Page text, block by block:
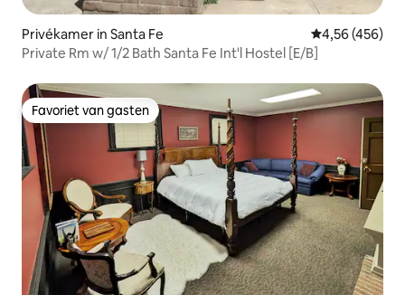
Privékamer in Santa Fe Gemiddelde
4,56 (456)
Private Rm w/ 1/2 Bath Santa Fe Int'l Hostel [E/B]
Favoriet van gasten
Favoriet van gasten